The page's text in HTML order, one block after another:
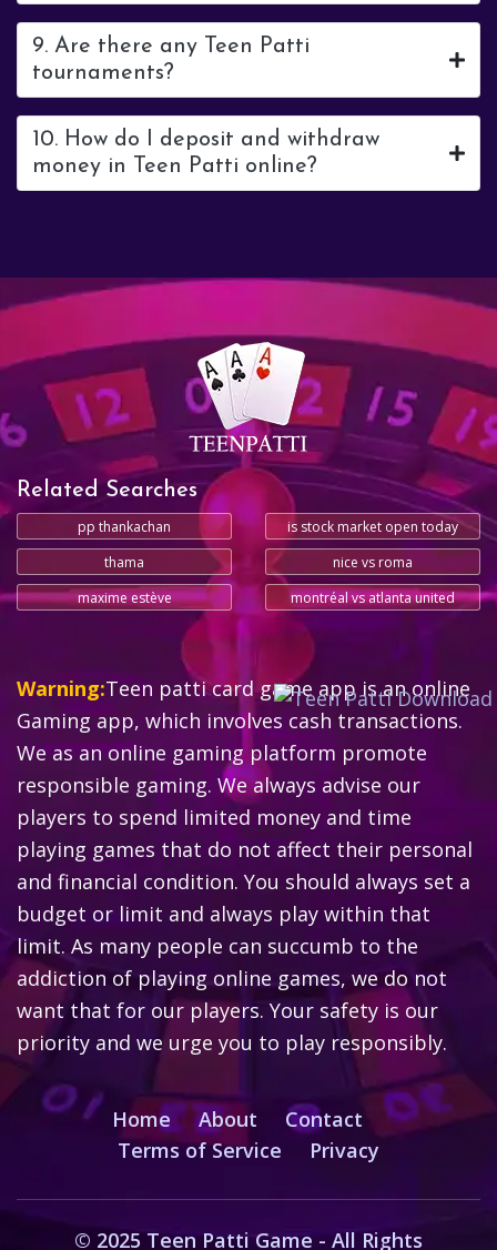
9. Are there any Teen Patti
tournaments?
10. How do I deposit and withdraw
money in Teen Patti online?
Related Searches
pp thankachan
is stock market open today
thama
nice vs roma
maxime estève
montréal vs atlanta united
Warning:Teen patti card game app is an online
Gaming app, which involves cash transactions.
We as an online gaming platform promote
responsible gaming. We always advise our
players to spend limited money and time
playing games that do not affect their personal
and financial condition. You should always set a
budget or limit and always play within that
limit. As many people can succumb to the
addiction of playing online games, we do not
want that for our players. Your safety is our
priority and we urge you to play responsibly.
Home About
Contact
Terms of Service
Privacy
© 2025 Teen Patti Game - All Rights